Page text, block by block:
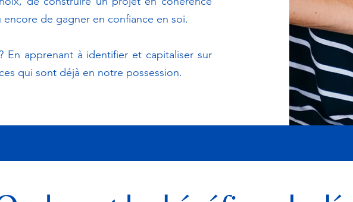
encore de gagner en confiance en soi.
En apprenant à identifier et capitaliser sur
qui sont déjà en notre possession.